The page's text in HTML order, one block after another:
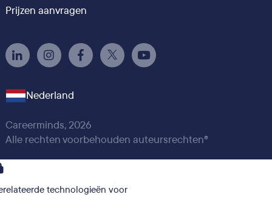
Prijzen aanvragen
Nederland
Careerminds, 2026
Alle rechten voorbehouden auteursrechten®
technologieën voor